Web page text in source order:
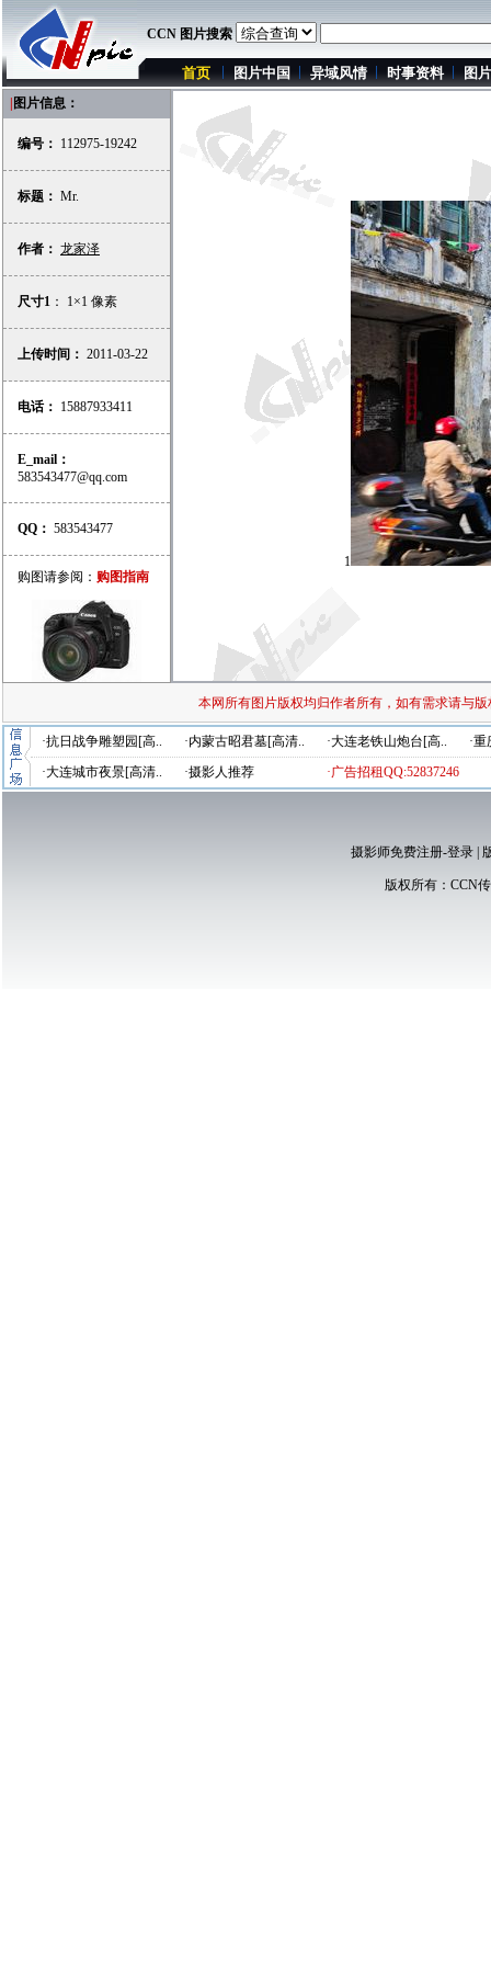
CCN 图片搜索
首页 图片中国 异域风情 时事资料 图
图片信息：
编号： 112975-19242
标题： Mr.
作者： 龙家泽
尺寸1 ： 1×1 像素
上传时间： 2011-03-22
电话： 15887933411
E_mail：
583543477@qq.com
QQ： 583543477
购图请参阅： 购图指南
1
本网所有图片版权均归作者所有，如有需求请与
·抗日战争雕塑园[高.. ·内蒙古昭君墓[高清.. ·大连老铁山炮台[高..
·
·大连城市夜景[高清..
·摄影人推荐 ·广告招租QQ:52837246
摄影师免费注册-登录|
版权所有： CCN